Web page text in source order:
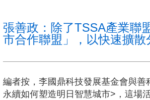
張善政：除了TSSA產業聯
市合作聯盟」，以快速擴散
編者按，李國鼎科技發展基金會與
永續如何塑造明日智慧城市>，這場